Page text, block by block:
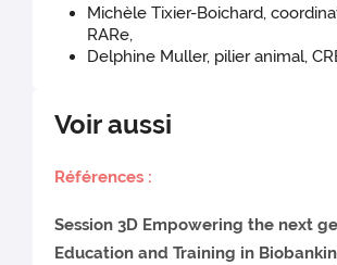
Michèle Tixier-Boichard,
RARe,
Delphine Muller, pilier animal,
Voir aussi
Références :
Session 3D Empowering the next
Education and Training in